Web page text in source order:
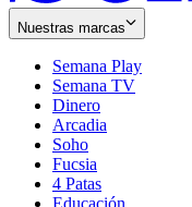
Nuestras marcas
Semana Play
Semana TV
Dinero
Arcadia
Soho
in
new
window
Fucsia
in
new
4 Patas
Educación